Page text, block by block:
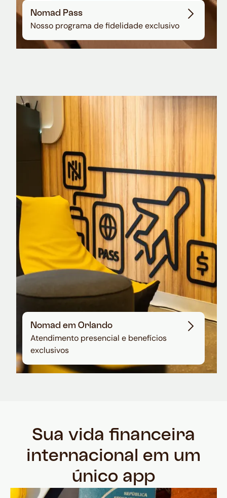
Nomad Pass
Nosso programa de fidelidade exclusivo
Nomad Explorer
Cartão de crédito brasileiro com cashback
em dólar
Nomad em Orlando
Atendimento presencial e benefícios
exclusivos
Sua vida financeira
internacional em um
único app